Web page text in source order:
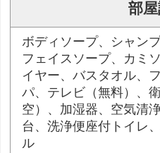
部
ボディソープ、シャン
フェイスソープ、カミ
イヤー、バスタオル、
パ、テレビ（無料）、
空）、加湿器、空気清
台、洗浄便座付トイレ
ル